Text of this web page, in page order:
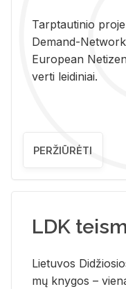
Tarp­tau­ti­nio
De­mand-
Eu­ro­pe­an
ver­ti lei­di­niai.
PERŽIŪRĖTI
LDK
Lie­tu­vos
mų kny­gos –